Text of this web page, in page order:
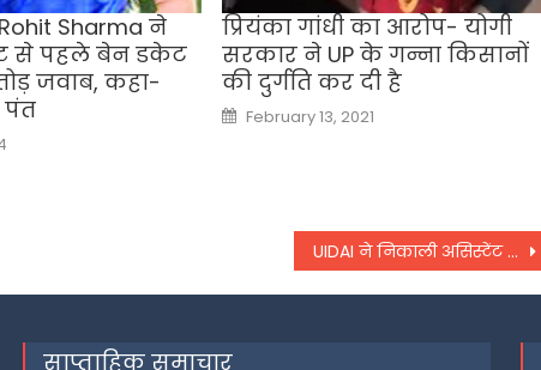
Rohit Sharma ने
से पहले बेन डकेट
जवाब, कहा-
पंत
प्रियंका गांधी का आरोप- योगी
सरकार ने UP के गन्ना किसानों
की दुर्गति कर दी है
Posted
on
February 13, 2021
UIDAI ने निकाली असिस्टेंट सेक्शन ऑफिसर और असिस्टेंट एकाउंट ऑफिसर की नौकरियां
साप्ताहिक समाचार